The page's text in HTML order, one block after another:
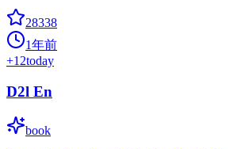
28338
1年前
+12today
D2l En
book